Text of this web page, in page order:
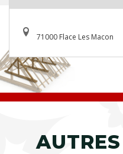
71000 Flace Les Macon